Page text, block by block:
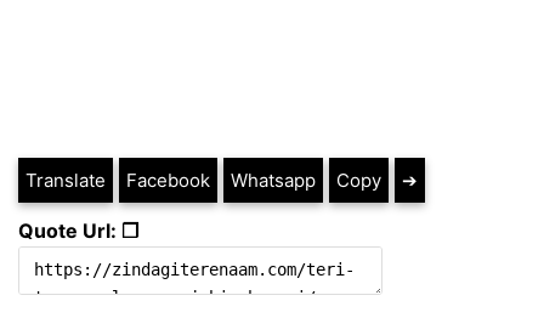
Translate Facebook Whatsapp Copy ➔
Quote Url: ❐